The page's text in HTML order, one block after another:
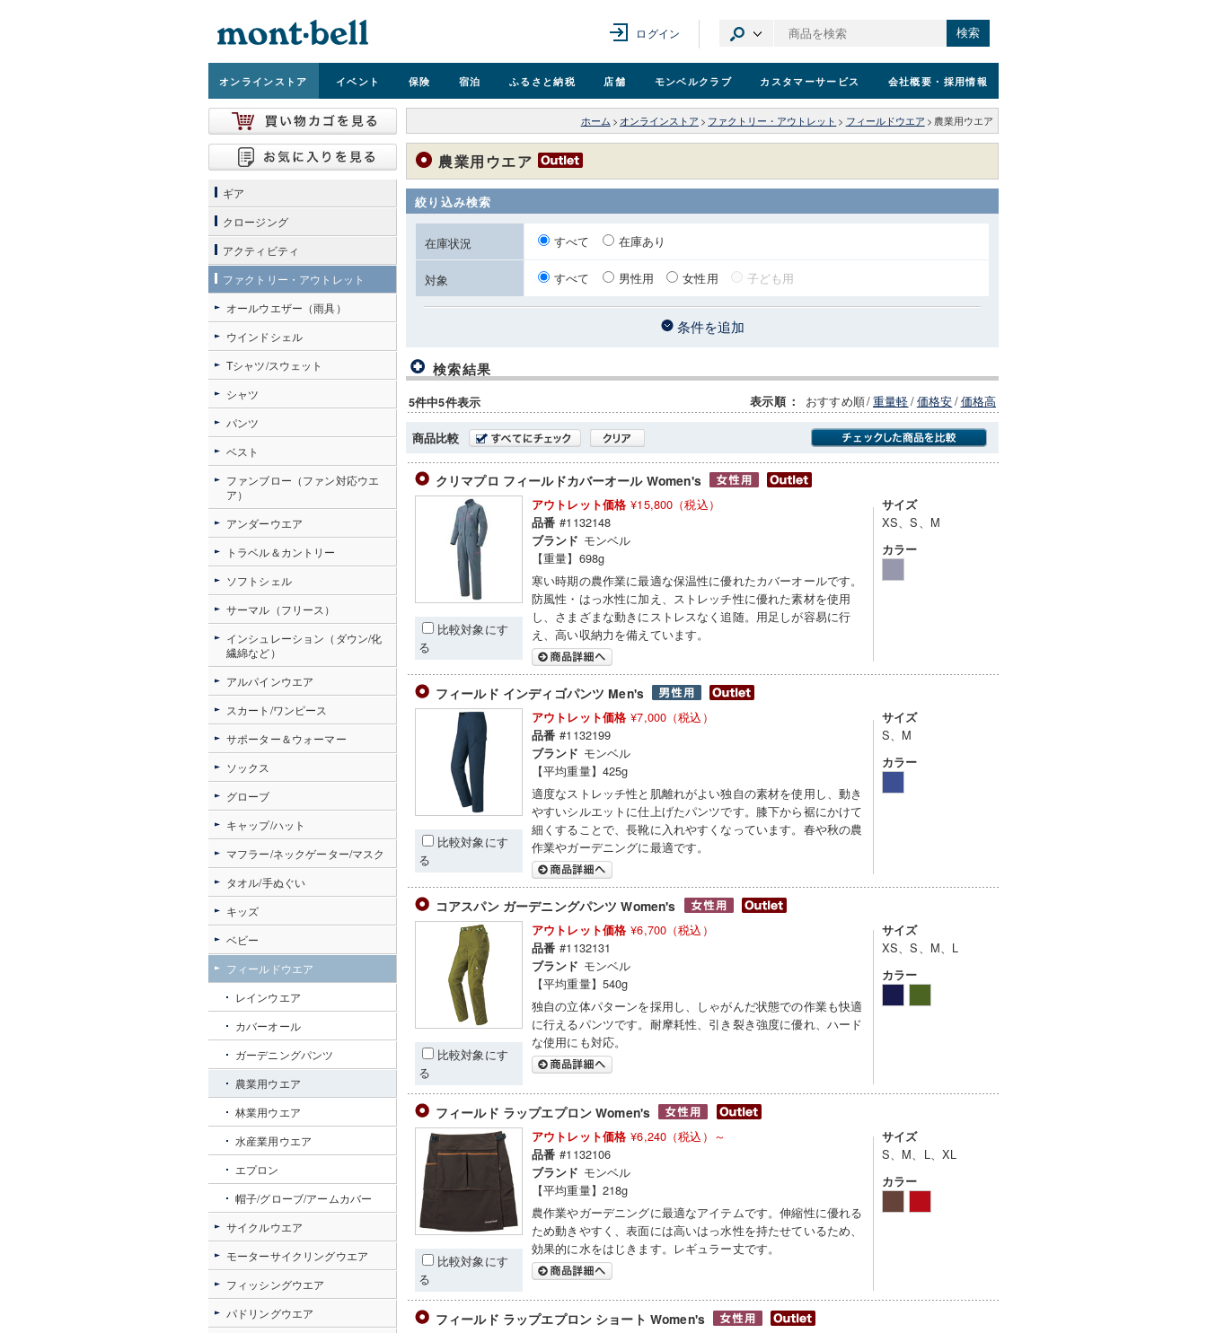
ログイン 検索
オンラインストア イベント 保険 宿泊 ふるさと納税 店舗 モンベルクラブ カスタマーサービス 会社概要 ・採用情報
ホーム > オンラインストア > ファクトリー・アウトレット > フィールドウエア > 農業用ウエア
農業用ウエア
絞り込み検索
在庫状況 すべて 在庫あり
対象 すべて 男性用 女性用 子ども用
条件を追加
検索結果
5件中5件表示 表示順 ： おすすめ順/重量軽/価格安/価格高
商品比較
クリマプロ フィールドカバーオール Women's
比較対象にす
る
アウトレット価格 ¥15,800（税込）
品番 #1132148
ブランド モンベル
【重量】698g
寒い時期の農作業に最適な保温性に優れたカバーオールです。
防風性・はっ水性に加え、ストレッチ性に優れた素材を使用
し、さまざまな動きにストレスなく追随。用足しが容易に行
え、高い収納力を備えています。
サイズ
XS、S、M
カラー
フィールド インディゴパンツ Men's
比較対象にす
る
アウトレット価格 ¥7,000（税込）
品番 #1132199
ブランド モンベル
【平均重量】425g
適度なストレッチ性と肌離れがよい独自の素材を使用し、動き
やすいシルエットに仕上げたパンツです。膝下から裾にかけて
細くすることで、長靴に入れやすくなっています。春や秋の農
作業やガーデニングに最適です。
サイズ
S、M
カラー
コアスパン ガーデニングパンツ Women's
比較対象にす
る
アウトレット価格 ¥6,700（税込）
品番 #1132131
ブランド モンベル
【平均重量】540g
独自の立体パターンを採用し、しゃがんだ状態での作業も快適
に行えるパンツです。耐摩耗性、引き裂き強度に優れ、ハード
な使用にも対応。
サイズ
XS、S、M、L
カラー
フィールド ラップエプロン Women's
比較対象にす
る
アウトレット価格 ¥6,240（税込）～
品番 #1132106
ブランド モンベル
【平均重量】218g
農作業やガーデニングに最適なアイテムです。伸縮性に優れる
ため動きやすく、表面には高いはっ水性を持たせているため、
効果的に水をはじきます。レギュラー丈です。
サイズ
S、M、L、XL
カラー
フィールド ラップエプロン ショート Women's
ギア
クロージング
アクティビティ
ファクトリー・アウトレット
オールウエザー（雨具）
ウインドシェル
Tシャツ/スウェット
シャツ
パンツ
ベスト
ファンブロー（ファン対応ウエ
ア）
アンダーウエア
トラベル＆カントリー
ソフトシェル
サーマル（フリース）
インシュレーション（ダウン/化
繊綿など）
アルパインウエア
スカート/ワンピース
サポーター＆ウォーマー
ソックス
グローブ
キャップ/ハット
マフラー/ネックゲーター/マスク
タオル/手ぬぐい
キッズ
ベビー
フィールドウエア
レインウエア
カバーオール
ガーデニングパンツ
農業用ウエア
林業用ウエア
水産業用ウエア
エプロン
帽子/グローブ/アームカバー
サイクルウエア
モーターサイクリングウエア
フィッシングウエア
パドリングウエア